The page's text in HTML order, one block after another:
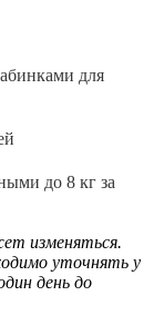
для
до 8 кг за
изменяться.
уточнять у
день до